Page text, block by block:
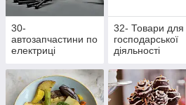
30-
автозапчастини по
електриці
32- Товари для
господарської
діяльності